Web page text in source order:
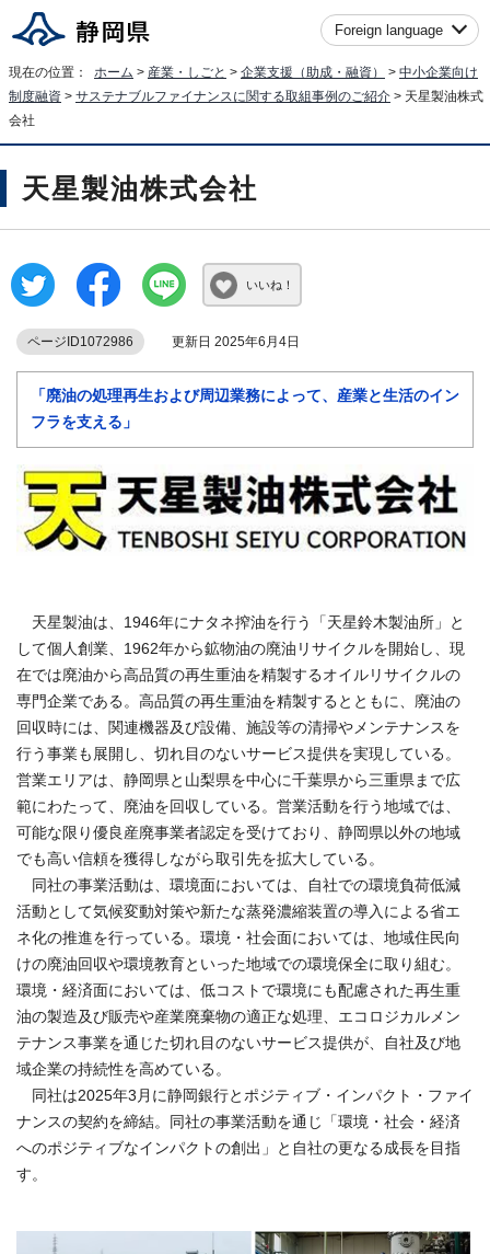
Foreign language
現在の位置： ホーム > 産業・しごと > 企業支援（助成・融資） > 中小企業向け
制度融資 > サステナブルファイナンスに関する取組事例のご紹介 > 天星製油株式
会社
天星製油株式会社
いいね！
ページID1072986 更新日 2025年6月4日
「廃油の処理再生および周辺業務によって、産業と生活のイン
フラを支える」
天星製油は、1946年にナタネ搾油を行う「天星鈴木製油所」と
して個人創業、1962年から鉱物油の廃油リサイクルを開始し、現
在では廃油から高品質の再生重油を精製するオイルリサイクルの
専門企業である。高品質の再生重油を精製するとともに、廃油の
回収時には、関連機器及び設備、施設等の清掃やメンテナンスを
行う事業も展開し、切れ目のないサービス提供を実現している。
営業エリアは、静岡県と山梨県を中心に千葉県から三重県まで広
範にわたって、廃油を回収している。営業活動を行う地域では、
可能な限り優良産廃事業者認定を受けており、静岡県以外の地域
でも高い信頼を獲得しながら取引先を拡大している。
同社の事業活動は、環境面においては、自社での環境負荷低減
活動として気候変動対策や新たな蒸発濃縮装置の導入による省エ
ネ化の推進を行っている。環境・社会面においては、地域住民向
けの廃油回収や環境教育といった地域での環境保全に取り組む。
環境・経済面においては、低コストで環境にも配慮された再生重
油の製造及び販売や産業廃棄物の適正な処理、エコロジカルメン
テナンス事業を通じた切れ目のないサービス提供が、自社及び地
域企業の持続性を高めている。
同社は2025年3月に静岡銀行とポジティブ・インパクト・ファイ
ナンスの契約を締結。同社の事業活動を通じ「環境・社会・経済
へのポジティブなインパクトの創出」と自社の更なる成長を目指
す。